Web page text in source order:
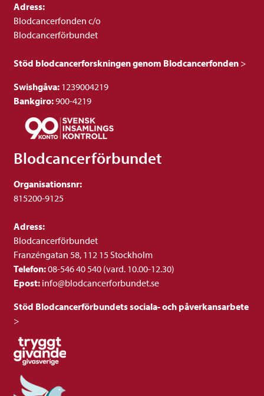
Adress:
Blodcancerfonden c/o
Blodcancerförbundet
Stöd blodcancerforskningen genom Blodcancerfonden >
Swishgåva: 1239004219
Bankgiro:900-4219
Blodcancerförbundet
Organisationsnr:
815200-9125
Adress:
Blodcancerförbundet
Franzéngatan 58, 112 15 Stockholm
Telefon:08-546 40 540 (vard. 10.00-12.30)
Epost: info@blodcancerforbundet.se
Stöd Blodcancerförbundets sociala- och påverkansarbete
>